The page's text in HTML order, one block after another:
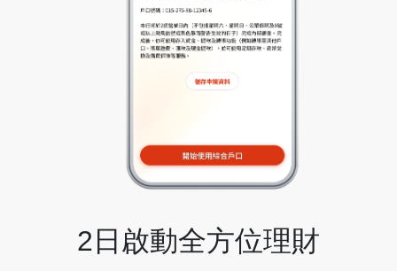
2日啟動全方位理財